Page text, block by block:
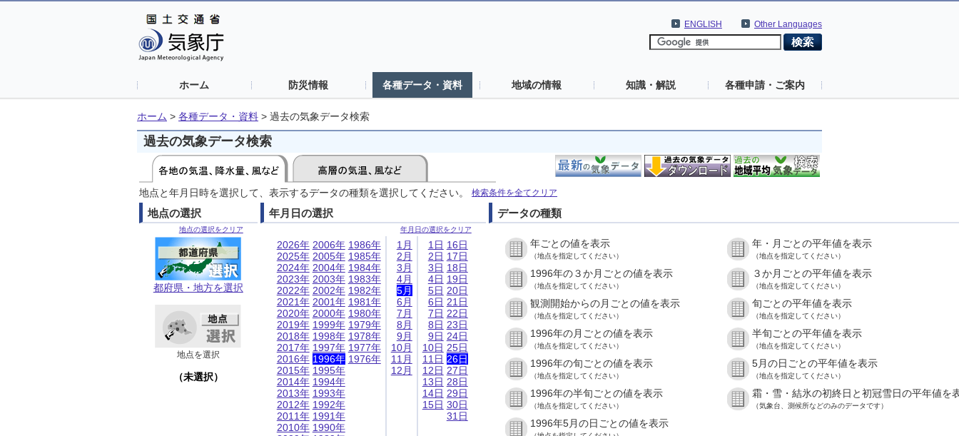
Other Languages
ENGLISH
ホーム 防災情報 各種データ・資料 地域の情報 知識・解説 各種申請・ご案内
ホーム > 各種データ・資料 > 過去の気象データ検索
過去の気象データ検索
地点と年月日時を選択して、表示するデータの種類を選択してください。 検索条件を全てクリア
地点の選択
地点の選択をクリア
都府県・地方を選択
地点を選択
（未選択）
年月日の選択
年月日の選択をクリア
2026年
2025年
2024年
2023年
2022年
2021年
2020年
2019年
2018年
2017年
2016年
2015年
2014年
2013年
2012年
2011年
2010年
2006年
2005年
2004年
2003年
2002年
2001年
2000年
1999年
1998年
1997年
1996年
1995年
1994年
1993年
1992年
1991年
1990年
1986年
1985年
1984年
1983年
1982年
1981年
1980年
1979年
1978年
1977年
1976年
1月
2月
3月
4月
5月
6月
7月
8月
9月
10月
11月
12月
1日
2日
3日
4日
5日
6日
7日
8日
9日
10日
11日
12日
13日
14日
15日
16日
17日
18日
19日
20日
21日
22日
23日
24日
25日
26日
27日
28日
29日
30日
31日
データの種類
年ごとの値を表示
（地点を指定してください）
年・月ごとの平年値を表示
（地点を指定してください）
1996年の３か月ごとの値を表示
（地点を指定してください）
３か月ごとの平年値を表示
（地点を指定してください）
観測開始からの月ごとの値を表示
（地点を指定してください）
旬ごとの平年値を表示
（地点を指定してください）
1996年の月ごとの値を表示
（地点を指定してください）
半旬ごとの平年値を表示
（地点を指定してください）
1996年の旬ごとの値を表示
（地点を指定してください）
5月の日ごとの平年値を表示
（地点を指定してください）
1996年の半旬ごとの値を表示
（地点を指定してください）
霜・雪・結氷の初終日と初冠雪日の平年値を
（気象台、測候所などのみのデータです）
1996年5月の日ごとの値を表示